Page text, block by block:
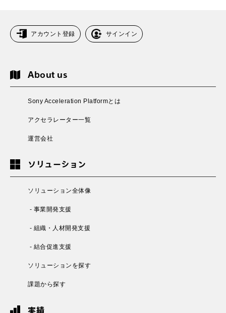
アカウント登録 サインイン
About us
Sony Acceleration Platformとは
アクセラレーター一覧
運営会社
ソリューション
ソリューション全体像
- 事業開発支援
- 組織・人材開発支援
- 結合促進支援
ソリューションを探す
課題から探す
実績